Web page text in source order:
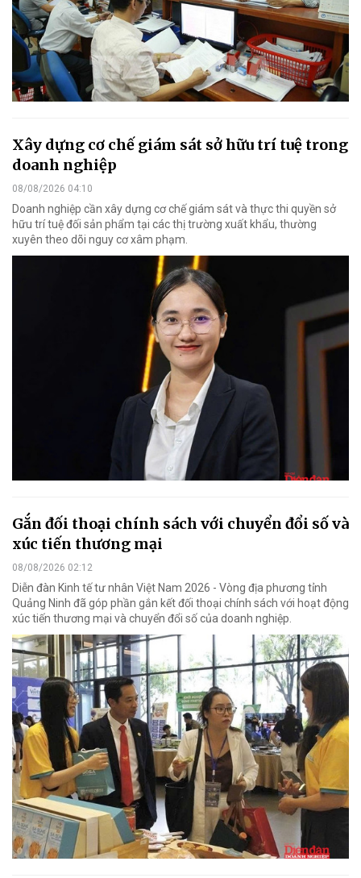
Xây dựng cơ chế giám sát sở hữu trí tuệ trong
doanh nghiệp
08/08/2026 04:10
Doanh nghiệp cần xây dựng cơ chế giám sát và thực thi quyền sở
hữu trí tuệ đối sản phẩm tại các thị trường xuất khẩu, thường
xuyên theo dõi nguy cơ xâm phạm.
Gắn đối thoại chính sách với chuyển đổi số và
xúc tiến thương mại
08/08/2026 02:12
Diễn đàn Kinh tế tư nhân Việt Nam 2026 - Vòng địa phương tỉnh
Quảng Ninh đã góp phần gắn kết đối thoại chính sách với hoạt động
xúc tiến thương mại và chuyển đổi số của doanh nghiệp.